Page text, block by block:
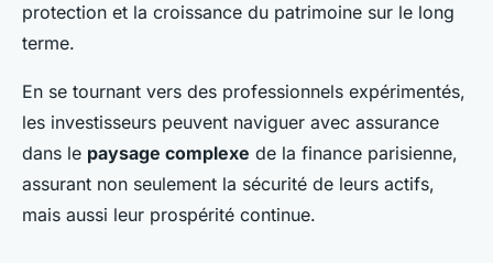
protection et la croissance du patrimoine sur le long
terme.
En se tournant vers des professionnels expérimentés,
les investisseurs peuvent naviguer avec assurance
dans le paysage complexe de la finance parisienne,
assurant non seulement la sécurité de leurs actifs,
mais aussi leur prospérité continue.